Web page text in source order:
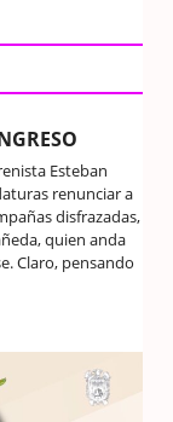
Esteban
renunciar a
disfrazadas,
quien anda
Claro, pensando